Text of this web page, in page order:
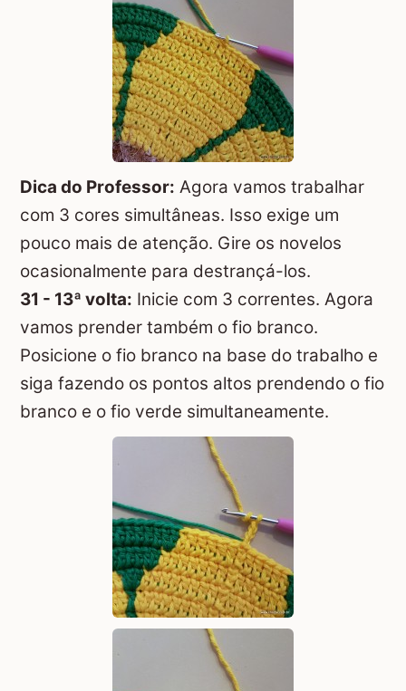
Dica do Professor: Agora vamos trabalhar
com 3 cores simultâneas. Isso exige um
pouco mais de atenção. Gire os novelos
ocasionalmente para destrançá-los.
31 - 13ª volta: Inicie com 3 correntes. Agora
vamos prender também o fio branco.
Posicione o fio branco na base do trabalho e
siga fazendo os pontos altos prendendo o fio
branco e o fio verde simultaneamente.